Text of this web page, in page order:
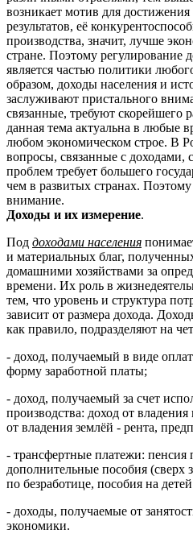
возникает мотив для
результатов, её
производства, значит, лучше
стране. Поэтому регулирование
является частью политики
образом, доходы населения и
заслуживают пристального
связанные, требуют скорейшего
данная тема актуальна в любые
любом экономическом строе. В
вопросы, связанные с доходами,
проблем требует большего
чем в развитых странах.
внимание.
Доходы и их измерение.
Под доходами населения
и материальных благ,
домашними хозяйствами за
времени. Их роль в
тем, что уровень и структура
зависит от размера дохода.
как правило, подразделяют на
- доход, получаемый в виде
форму заработной платы;
- доход, получаемый за счет
производства: доход от
от владения землёй - рента,
- трансфертные платежи: пенсия
дополнительные пособия (сверх
по безработице, пособия на
- доходы, получаемые от
экономики.